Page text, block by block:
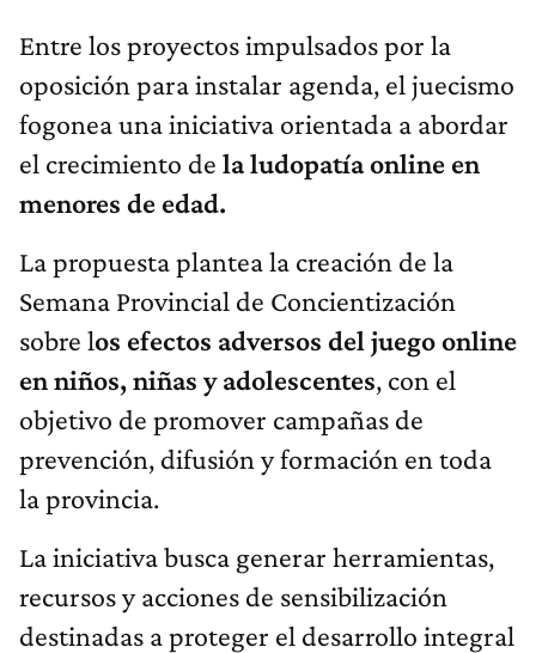
Entre los proyectos impulsados por la
oposición para instalar agenda, el juecismo
fogonea una iniciativa orientada a abordar
el crecimiento de la ludopatía online en
menores de edad.
La propuesta plantea la creación de la
Semana Provincial de Concientización
sobre los efectos adversos del juego online
en niños, niñas y adolescentes, con el
objetivo de promover campañas de
prevención, difusión y formación en toda
la provincia.
La iniciativa busca generar herramientas,
recursos y acciones de sensibilización
destinadas a proteger el desarrollo integral